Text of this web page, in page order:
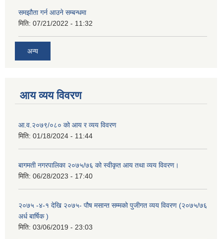
समझौता गर्न आउने सम्बन्धमा
मिति: 07/21/2022 - 11:32
अन्य
आय व्यय विवरण
आ.व.२०७९/०८० को आय र व्यय विवरण
मिति: 01/18/2024 - 11:44
बागमती नगरपालिका २०७५/७६ को स्वीकृत आय तथा व्यय विवरण।
मिति: 06/28/2023 - 17:40
२०७५ -४-१ देखि २०७५- पौष मसान्त सम्मको पुजीगत व्यय विवरण (२०७५/७६
अर्ध बार्षिक )
मिति: 03/06/2019 - 23:03